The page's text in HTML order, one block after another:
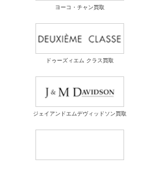
ヨーコ・チャン買取
ドゥーズィエム クラス買取
ジェイアンドエムデヴィッドソン買取